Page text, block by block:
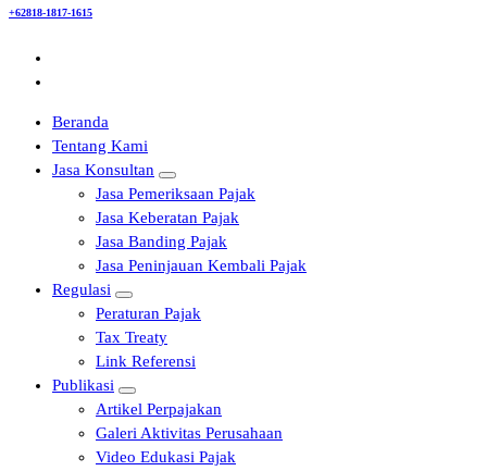
+62818-1817-1615
Beranda
Tentang Kami
Jasa Konsultan
Jasa Pemeriksaan Pajak
Jasa Keberatan Pajak
Jasa Banding Pajak
Jasa Peninjauan Kembali Pajak
Regulasi
Peraturan Pajak
Tax Treaty
Link Referensi
Publikasi
Artikel Perpajakan
Galeri Aktivitas Perusahaan
Video Edukasi Pajak